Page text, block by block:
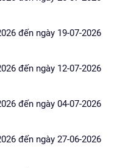
đến ngày 19-07-2026
đến ngày 12-07-2026
đến ngày 04-07-2026
đến ngày 27-06-2026